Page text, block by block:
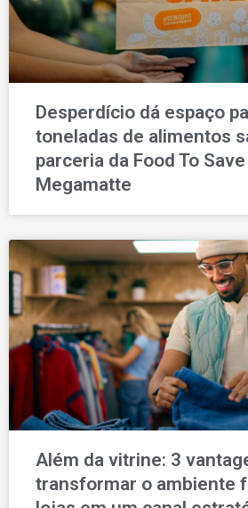
Desperdício dá espaço
toneladas de alimentos
parceria da Food To
Megamatte
Além da vitrine: 3
transformar o ambiente